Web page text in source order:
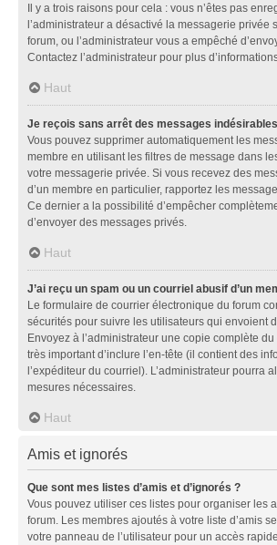
Il y a trois raisons pour cela : vous n’êtes pas
l’administrateur a désactivé la messagerie privée
forum, ou l’administrateur vous a empêché
Contactez l’administrateur pour plus
Haut
Je reçois sans arrêt des messages
Vous pouvez supprimer automatiquement les
membre en utilisant les filtres de message dans
votre messagerie privée. Si vous recevez des
d’un membre en particulier, rapportez les
Ce dernier a la possibilité d’empêcher
d’envoyer des messages privés.
Haut
J’ai reçu un spam ou un courriel abusif d’un
Le formulaire de courrier électronique du forum
sécurités pour suivre les utilisateurs qui envoient
Envoyez à l’administrateur une copie complète
très important d’inclure l’en-tête (il contient des
l’expéditeur du courriel). L’administrateur pourra
mesures nécessaires.
Haut
Amis et ignorés
Que sont mes listes d’amis et d’ignorés ?
Vous pouvez utiliser ces listes pour organiser les
forum. Les membres ajoutés à votre liste d’amis
votre panneau de l’utilisateur pour un accès